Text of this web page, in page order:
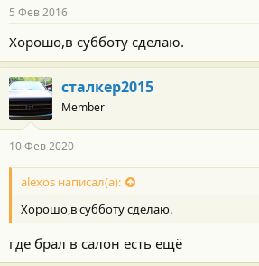
5 Фев 2016
Хорошо,в субботу сделаю.
сталкер2015
Member
10 Фев 2020
alexos написал(а):
Хорошо,в субботу сделаю.
где брал в салон есть ещё